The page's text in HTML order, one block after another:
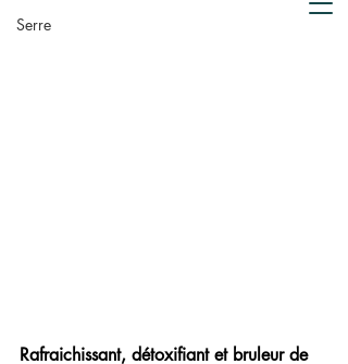
Serre
Rafraichissant, détoxifiant et bruleur de